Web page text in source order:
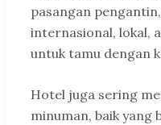
pasangan
internasional, lokal,
untuk tamu dengan
Hotel juga sering
minuman, baik yang